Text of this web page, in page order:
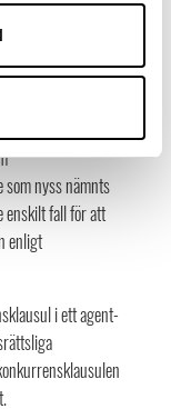
som varar i max
år efter att avtalet
av
nyss nämnts
enskilt fall för att
enligt
i ett agent-